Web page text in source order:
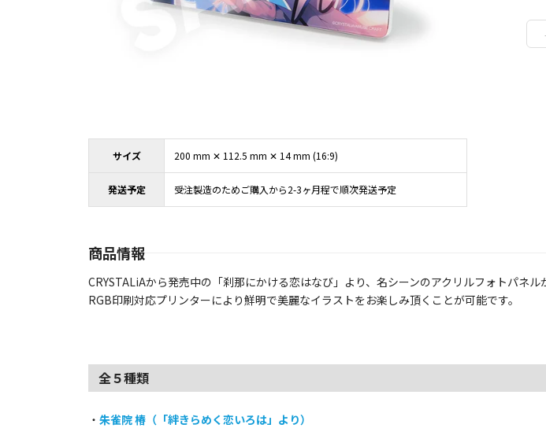
サイズ 200 mm ✕ 112.5 mm ✕ 14 mm (16:9)
発送予定 受注製造のためご購入から2-3ヶ月程で順次発送予定
商品情報
CRYSTALiAから発売中の「刹那にかける恋はなび」より、名シーンのアクリルフォトパネル
RGB印刷対応プリンターにより鮮明で美麗なイラストをお楽しみ頂くことが可能です。
全５種類
・ 朱雀院 椿（「絆きらめく恋いろは」より）